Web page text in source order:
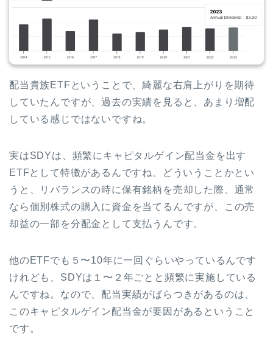
配当貴族ETFということで、綺麗な右肩上がりを期待
していたんですが、過去の実績を見ると、あまり増配
している感じではないですね。
実はSDYは、頻繁にキャピタルゲイン配当金を出す
ETFとして特徴があるんですね。どういうことかとい
うと、リバランスの時に保有銘柄を売却した際、通常
なら個別株式の購入に資金を当てるんですが、この売
却益の一部を分配金として支払うんです。
他のETFでも５〜10年に一回ぐらいやっているんです
けれども、SDYは１〜２年ごとと頻繁に実施している
んですね。なので、配当実績がばらつきがあるのは、
このキャピタルゲイン配当金が要因があるということ
です。